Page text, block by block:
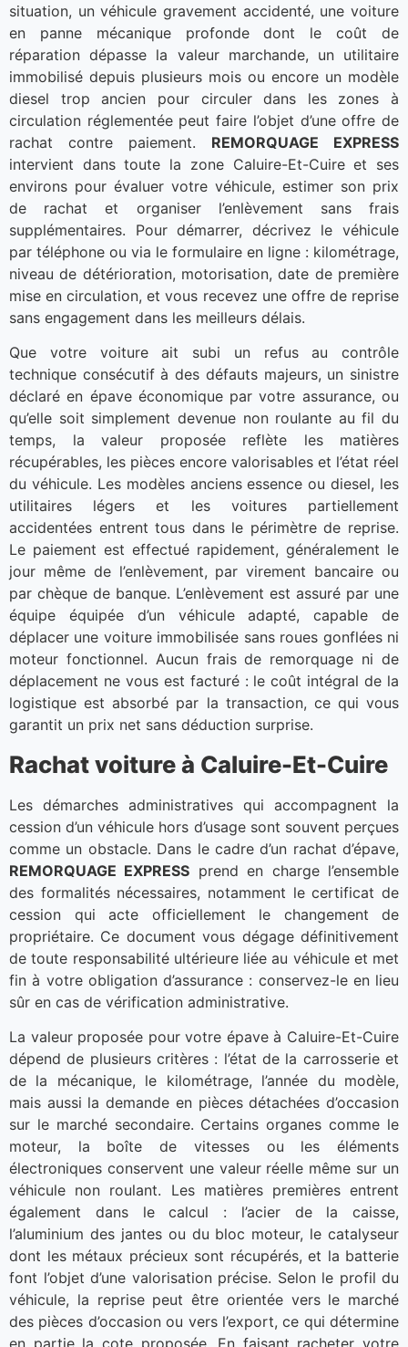
situation, un véhicule gravement accidenté, une voiture
en panne mécanique profonde dont le coût de
réparation dépasse la valeur marchande, un utilitaire
immobilisé depuis plusieurs mois ou encore un modèle
diesel trop ancien pour circuler dans les zones à
circulation réglementée peut faire l’objet d’une offre de
rachat contre paiement. REMORQUAGE EXPRESS
intervient dans toute la zone Caluire-Et-Cuire et ses
environs pour évaluer votre véhicule, estimer son prix
de rachat et organiser l’enlèvement sans frais
supplémentaires. Pour démarrer, décrivez le véhicule
par téléphone ou via le formulaire en ligne : kilométrage,
niveau de détérioration, motorisation, date de première
mise en circulation, et vous recevez une offre de reprise
sans engagement dans les meilleurs délais.
Que votre voiture ait subi un refus au contrôle
technique consécutif à des défauts majeurs, un sinistre
déclaré en épave économique par votre assurance, ou
qu’elle soit simplement devenue non roulante au fil du
temps, la valeur proposée reflète les matières
récupérables, les pièces encore valorisables et l’état réel
du véhicule. Les modèles anciens essence ou diesel, les
utilitaires légers et les voitures partiellement
accidentées entrent tous dans le périmètre de reprise.
Le paiement est effectué rapidement, généralement le
jour même de l’enlèvement, par virement bancaire ou
par chèque de banque. L’enlèvement est assuré par une
équipe équipée d’un véhicule adapté, capable de
déplacer une voiture immobilisée sans roues gonflées ni
moteur fonctionnel. Aucun frais de remorquage ni de
déplacement ne vous est facturé : le coût intégral de la
logistique est absorbé par la transaction, ce qui vous
garantit un prix net sans déduction surprise.
Rachat voiture à Caluire-Et-Cuire
Les démarches administratives qui accompagnent la
cession d’un véhicule hors d’usage sont souvent perçues
comme un obstacle. Dans le cadre d’un rachat d’épave,
REMORQUAGE EXPRESS prend en charge l’ensemble
des formalités nécessaires, notamment le certificat de
cession qui acte officiellement le changement de
propriétaire. Ce document vous dégage définitivement
de toute responsabilité ultérieure liée au véhicule et met
fin à votre obligation d’assurance : conservez-le en lieu
sûr en cas de vérification administrative.
La valeur proposée pour votre épave à Caluire-Et-Cuire
dépend de plusieurs critères : l’état de la carrosserie et
de la mécanique, le kilométrage, l’année du modèle,
mais aussi la demande en pièces détachées d’occasion
sur le marché secondaire. Certains organes comme le
moteur, la boîte de vitesses ou les éléments
électroniques conservent une valeur réelle même sur un
véhicule non roulant. Les matières premières entrent
également dans le calcul : l’acier de la caisse,
l’aluminium des jantes ou du bloc moteur, le catalyseur
dont les métaux précieux sont récupérés, et la batterie
font l’objet d’une valorisation précise. Selon le profil du
véhicule, la reprise peut être orientée vers le marché
des pièces d’occasion ou vers l’export, ce qui détermine